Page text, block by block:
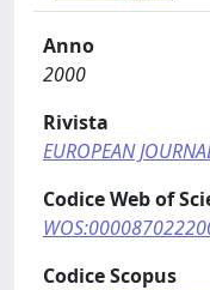
Anno
2000
Rivista
EUROPEAN
Codice Web of
Codice Scopus